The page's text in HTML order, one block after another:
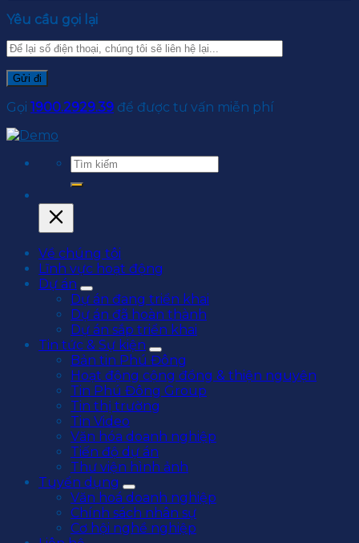
Yêu cầu gọi lại
Gọi 1900.2929.39 để được tư vấn miễn phí
Về chúng tôi
Lĩnh vực hoạt động
Dự án
Dự án đang triển khai
Dự án đã hoàn thành
Dự án sắp triển khai
Tin tức & Sự kiện
Bản tin Phú Đông
Hoạt động cộng đồng & thiện nguyện
Tin Phú Đông Group
Tin thị trường
Tin Video
Văn hóa doanh nghiệp
Tiến độ dự án
Thư viện hình ảnh
Tuyển dụng
Văn hoá doanh nghiệp
Chính sách nhân sự
Cơ hội nghề nghiệp